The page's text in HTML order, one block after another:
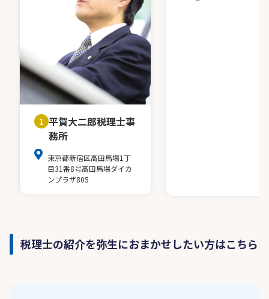
1 平賀大二郎税理士事
務所
東京都新宿区高田馬場1丁
目31番8号高田馬場ダイカ
ンプラザ805
税理士の紹介を弥生におまかせしたい方はこちら